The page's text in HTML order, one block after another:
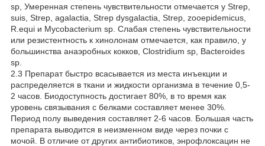
sp, Умеренная степень чувствительности отмечается у Strep,
suis, Strep, agalactia, Strep dysgalactia, Strep, zooepidemicus,
R.equi и Mycobacterium sp. Слабая степень чувствительности
или резистентность к хинолонам отмечается, как правило, у
большинства анаэробных кокков, Clostridium sp, Bacteroides
sp.
2.3 Препарат быстро всасывается из места инъекции и
распределяется в ткани и жидкости организма в течение 0,5-
2 часов. Биодоступность достигает 80%, в то время как
уровень связывания с белками составляет менее 30%.
Период полу выведения составляет 2-6 часов. Большая часть
препарата выводится в неизменном виде через почки с
мочой. В отличие от других антибиотиков, энрофлоксацин не